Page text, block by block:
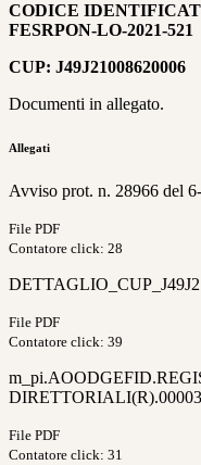
CODICE
FESRPON-LO-2021-521
CUP: J49J21008620006
Documenti in allegato.
Allegati
Avviso prot. n. 28966 del
File PDF
Contatore click: 28
File PDF
Contatore click: 39
File PDF
Contatore click: 31